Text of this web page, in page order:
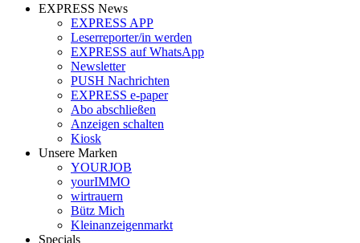
EXPRESS News
EXPRESS APP
Leserreporter/in werden
EXPRESS auf WhatsApp
Newsletter
PUSH Nachrichten
EXPRESS e-paper
Abo abschließen
Anzeigen schalten
Kiosk
Unsere Marken
YOURJOB
yourIMMO
wirtrauern
Bütz Mich
Kleinanzeigenmarkt
Specials